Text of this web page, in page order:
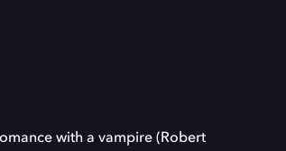
with a vampire (Robert